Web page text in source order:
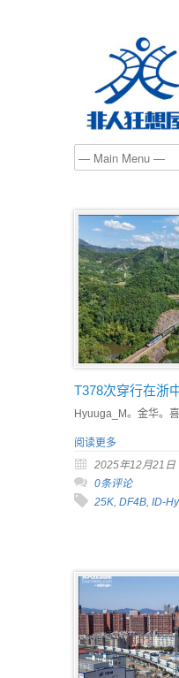
T378次穿行在浙
Hyuuga_M。金华。
阅读更多
2025年12月21日
0条评论
25K, DF4B, ID-